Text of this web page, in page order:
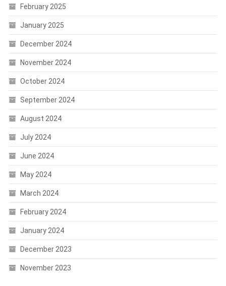
February 2025
January 2025
December 2024
November 2024
October 2024
September 2024
August 2024
July 2024
June 2024
May 2024
March 2024
February 2024
January 2024
December 2023
November 2023